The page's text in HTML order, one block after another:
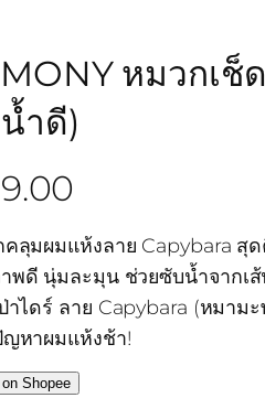
หมวกเช็
ำดี)
ลุมผมแห้งลาย Capybara สุ
พดี นุ่มละมุน ช่วยซับน้ำจากเ
าไดร์ ลาย Capybara (หมา
ญหาผมแห้งช้า!
Shopee